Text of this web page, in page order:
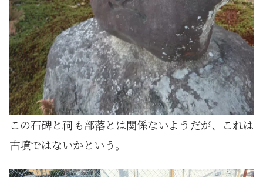
この石碑と祠も部落とは関係ないようだが、これは
古墳ではないかという。